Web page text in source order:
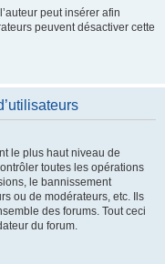
peut insérer afin
peuvent désactiver cette
le plus haut niveau de
toutes les opérations
le bannissement
ou de modérateurs, etc. Ils
des forums. Tout ceci
du forum.